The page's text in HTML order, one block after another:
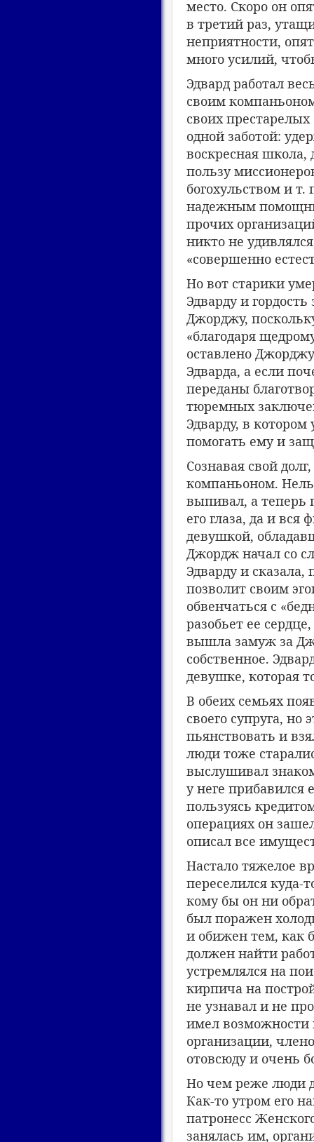
место. Скоро он
в третий раз,
неприятности,
много усилий,
Эдвард работал
своим
своих
одной заботой:
воскресная
пользу
богохульством и
надежным
прочих
никто не
«совершенно
Но вот старики
Эдварду и
Джорджу,
«благодаря
оставлено
Эдварда, а если
переданы
тюремных
Эдварду, в
помогать ему и
Сознавая свой
компаньоном.
выпивал, а теперь
его глаза, да и
девушкой,
Джордж начал со
Эдварду и
позволит своим
обвенчаться с
разобьет ее
вышла замуж за
собственное.
девушке, которая
В обеих семьях
своего супруга,
пьянствовать и
люди тоже
выслушивал
у неге прибавился
пользуясь
операциях он
описал все
Настало тяжелое
переселился куда-
кому бы он ни
был поражен
и обижен тем, как
должен найти
устремлялся на
кирпича на
не узнавал и не
имел возможности
организации,
отовсюду и очень
Но чем реже люди
Как-то утром его
патронесс
занялась им,